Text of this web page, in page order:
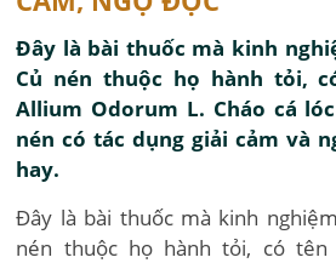
Đây là bài thuốc mà kinh
Củ nén thuộc họ hành tỏi,
Allium Odorum L. Cháo cá
nén có tác dụng giải cảm và
hay.
Đây là bài thuốc mà kinh
nén thuộc họ hành tỏi, có tên